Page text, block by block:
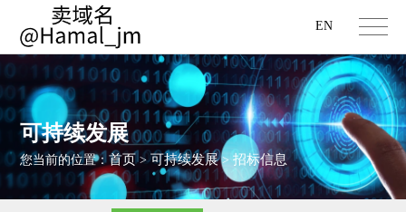
EN
可持续发展
您当前的位置：首页>可持续发展>招标信息